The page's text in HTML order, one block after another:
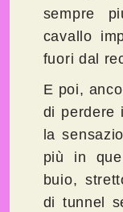
sempre
cavallo
fuori dal
E poi,
di perdere
la
più in
buio,
di tunnel